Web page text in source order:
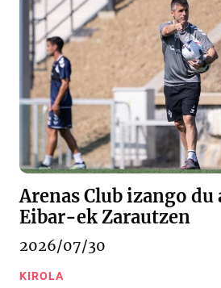
Arenas Club izango du
Eibar-ek Zarautzen
2026/07/30
KIROLA